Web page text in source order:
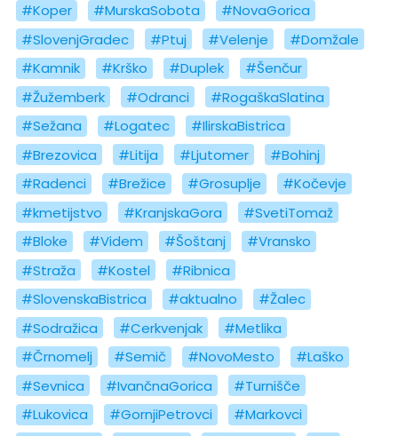
#Koper
#MurskaSobota
#NovaGorica
#SlovenjGradec
#Ptuj #Velenje
#Domžale
#Kamnik
#Krško #Duplek
#Šenčur
#Žužemberk
#Odranci
#RogaškaSlatina
#Sežana
#Logatec
#IlirskaBistrica
#Brezovica
#Litija #Ljutomer
#Bohinj
#Radenci
#Brežice #Grosuplje
#Kočevje
#kmetijstvo
#KranjskaGora
#SvetiTomaž
#Bloke
#Videm #Šoštanj
#Vransko
#Straža
#Kostel
#Ribnica
#SlovenskaBistrica
#aktualno
#Žalec
#Sodražica
#Cerkvenjak
#Metlika
#Črnomelj
#Semič #NovoMesto
#Laško
#Sevnica
#IvančnaGorica
#Turnišče
#Lukovica
#GornjiPetrovci
#Markovci